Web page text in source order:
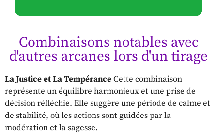
Combinaisons notables avec
d'autres arcanes lors d'un tirage
La Justice et La TempéranceCette combinaison
représente un équilibre harmonieux et une prise de
décision réfléchie. Elle suggère une période de calme et
de stabilité, où les actions sont guidées par la
modération et la sagesse.